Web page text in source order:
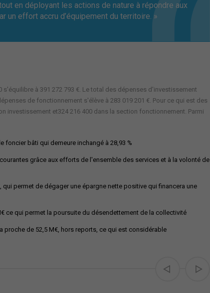
en déployant les actions de nature à répondre aux
un effort accru d’équipement du territoire. »
à 391 272 793 €. Le total des dépenses d'investissement
de fonctionnement s'élève à 283 019 201 €. Pour ce qui est des
investissement et324 216 400 dans la section fonctionnement. Parmi
foncier bâti qui demeure inchangé à 28,93 %
grâce aux efforts de l'ensemble des services et à la volonté de
qui permet de dégager une épargne nette positive qui financera une
ce qui permet la poursuite du désendettement de la collectivité
proche de 52,5 M€, hors reports, ce qui est considérable